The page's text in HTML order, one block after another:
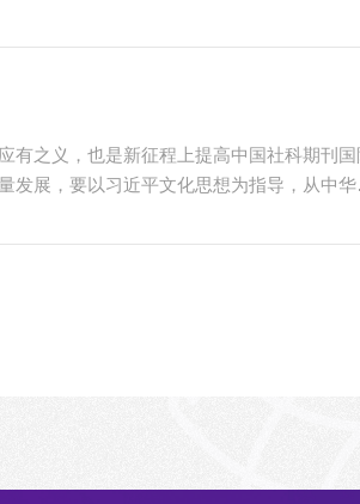
奖 (NR45 Awards) 每年按照科研领域授予
有之义，也是新征程上提高中国社科期刊国
发展，要以习近平文化思想为指导，从中华
刊全行业不同量级文化精品；传承性要强化